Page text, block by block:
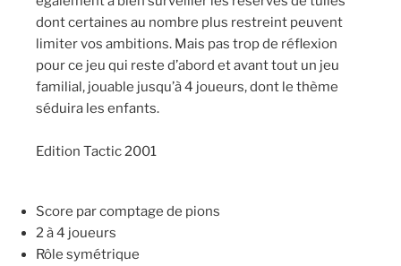
dont certaines au nombre plus restreint peuvent
limiter vos ambitions. Mais pas trop de réflexion
pour ce jeu qui reste d’abord et avant tout un jeu
familial, jouable jusqu’à 4 joueurs, dont le thème
séduira les enfants.
Edition Tactic 2001
Score par comptage de pions
2 à 4 joueurs
Rôle symétrique